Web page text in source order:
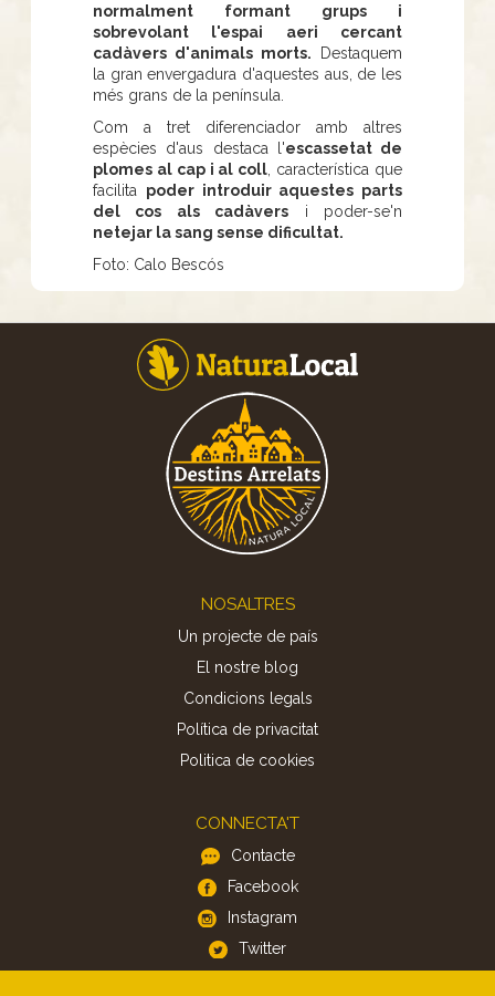
normalment formant grups i
sobrevolant l'espai aeri cercant
cadàvers d'animals morts. Destaquem
la gran envergadura d'aquestes aus, de les
més grans de la península.
Com a tret diferenciador amb altres
espècies d'aus destaca l'escassetat de
plomes al cap i al coll , característica que
facilita poder introduir aquestes parts
del cos als cadàvers i poder-se'n
netejar la sang sense dificultat.
Foto: Calo Bescós
NOSALTRES
Un projecte de país
El nostre blog
Condicions legals
Política de privacitat
Politica de cookies
CONNECTA'T
Contacte
Facebook
Instagram
Twitter